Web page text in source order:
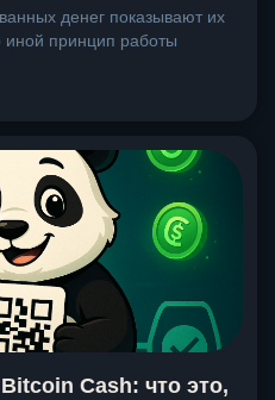
денег показывают их
иной принцип работы
Cash: что это,